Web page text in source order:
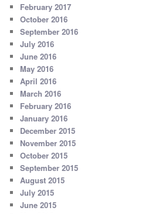
February 2017
October 2016
September 2016
July 2016
June 2016
May 2016
April 2016
March 2016
February 2016
January 2016
December 2015
November 2015
October 2015
September 2015
August 2015
July 2015
June 2015